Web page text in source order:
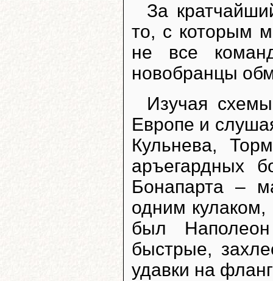
За
то, с которым
не все
новобранцы
Изучая
Европе и
Кульнева,
аръегардных
Бонапарта –
одним
был
быстрые,
удавки на